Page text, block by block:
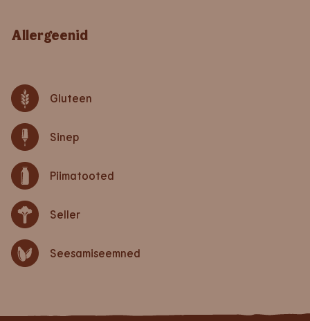
Allergeenid
Gluteen
Sinep
Piimatooted
Seller
Seesamiseemned